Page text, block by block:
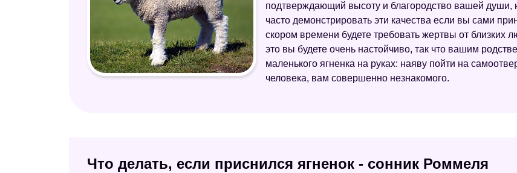
подтверждающий высоту и благородство вашей души,
часто демонстрировать эти качества если вы сами
скором времени будете требовать жертвы от близких
это вы будете очень настойчиво, так что вашим
маленького ягненка на руках: наяву пойти на
человека, вам совершенно незнакомого.
Что делать, если приснился ягненок - сонник Роммеля